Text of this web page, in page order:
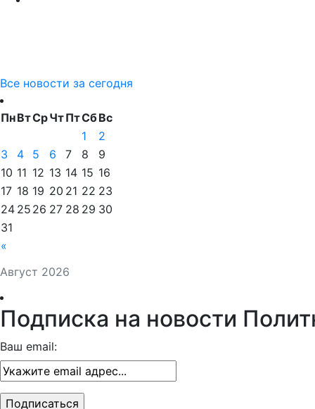
Все новости за сегодня
Август 2026
ПнВтСрЧтПтСбВс
«
1
2
3
4 5 6 7 8
9
10 11 12 13 14 15 16
17 18 19 20 21 22 23
24 25 26 27 28 29 30
31
Подписка на новости
Ваш email: